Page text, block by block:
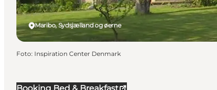
Maribo, Sydsjælland og øerne
Foto: Inspiration Center Denmark